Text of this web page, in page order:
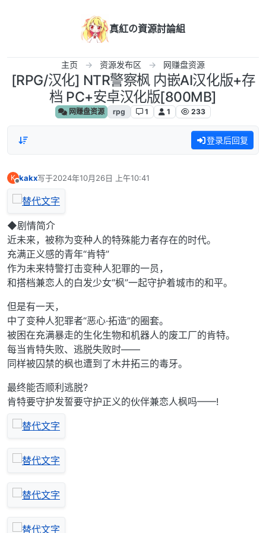
真紅の資源討論組
主页 资源发布区 网赚盘资源
[RPG/汉化] NTR警察枫 内嵌AI汉化版+存
档 PC+安卓汉化版[800MB]
网赚盘资源 rpg 1 1 233
登录后回复
K kakx写于2024年10月26日 上午10:41
最后由 编辑
◆剧情简介
近未来，被称为变种人的特殊能力者存在的时代。
充满正义感的青年“肯特”
作为未来特警打击变种人犯罪的一员，
和搭档兼恋人的白发少女“枫”一起守护着城市的和平。
但是有一天，
中了变种人犯罪者“恶心·拓造”的圈套。
被困在充满暴走的生化生物和机器人的废工厂的肯特。
每当肯特失败、逃脱失败时——
同样被囚禁的枫也遭到了木井拓三的毒牙。
最终能否顺利逃脱?
肯特要守护发誓要守护正义的伙伴兼恋人枫吗——!